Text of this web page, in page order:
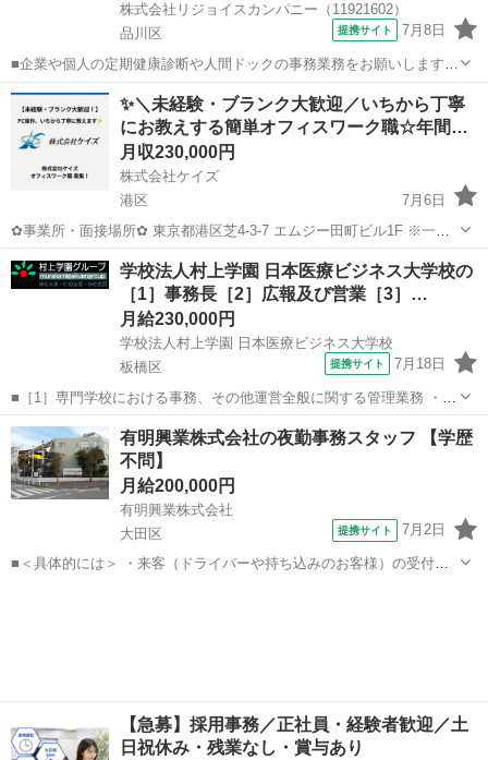
株式会社リジョイスカンパニー（11921602）
品川区
提携サイト 7月8日
■企業や個人の定期健康診断や人間ドックの事務業務をお願いします。
具体的には、予約取得業務、電話応対、結果の発送業務等を行いま
す。 病院のシステムを活用しながら、業務を行っていただきます。 ■
月給22万7000円以上 ※研修...
東京 品川区 一般事務
✨＼未経験・ブランク大歓迎／いちから丁寧
にお教えする簡単オフィスワーク職☆年間…
月収230,000円
株式会社ケイズ
港区
7月6日
✿事業所・面接場所✿ 東京都港区芝4-3-7 エムジー田町ビル1F ※一次
面接はリモート（画面越し）での対応も可能です！ ◤￣￣￣￣￣￣￣
￣￣￣￣￣￣￣￣￣◥ ⭕ 快適な事務所で座り仕事♪ ⭕ パソコンに
東京 港区 一般事務
学校法人村上学園 日本医療ビジネス大学校の
［1］事務長［2］広報及び営業［3］…
月給230,000円
学校法人村上学園 日本医療ビジネス大学校
板橋区
提携サイト 7月18日
■［1］専門学校における事務、その他運営全般に関する管理業務 ・広
報、学生募集活動 ・諸官庁窓口 ・カリキュラム作成等 ※所用等で近
隣まで社有車を使用することあり ※学校事務全般に精通された方歓
迎！ ［2］ 専門学校の広報...
東京 板橋区 一般事務
有明興業株式会社の夜勤事務スタッフ 【学歴
不問】
月給200,000円
有明興業株式会社
大田区
提携サイト 7月2日
■＜具体的には＞ ・来客（ドライバーや持ち込みのお客様）の受付・
【急募】採用事務／正社員・経験者歓迎／土
日祝休み・残業なし・賞与あり